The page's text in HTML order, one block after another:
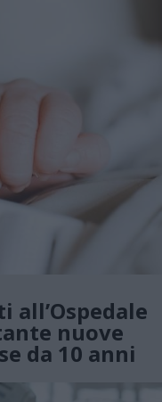
all’Ospedale
nuove
da 10 anni